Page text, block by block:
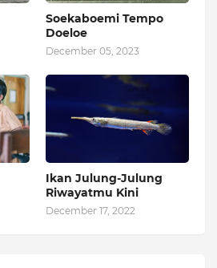
Soekaboemi Tempo
Doeloe
December 05, 2023
Ikan Julung-Julung
Riwayatmu Kini
December 17, 2022